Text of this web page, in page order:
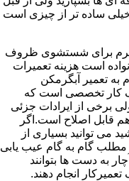
ساده تر از چیزی است
گرم برای شستشوی ظروف
است هزینه تعمیرات
به تعمیر آبگرمکن
یک کار تخصصی است که
برخی از ایرادات جزئی
قابل اصلاح است.اگر
می توانید بسیاری از
مطلب گام به گام عیب یابی
به دست ها بتوانند
انجام دهند.